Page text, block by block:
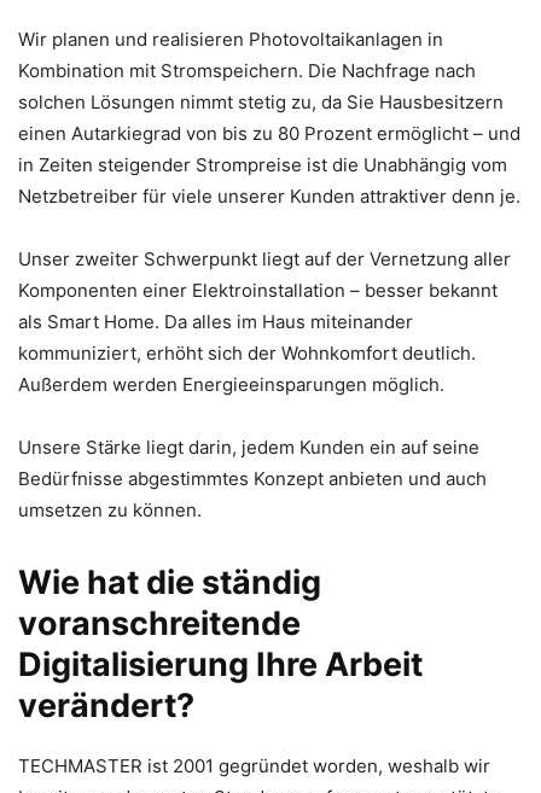
Wir planen und realisieren Photovoltaikanlagen in
Kombination mit Stromspeichern. Die Nachfrage nach
solchen Lösungen nimmt stetig zu, da Sie Hausbesitzern
einen Autarkiegrad von bis zu 80 Prozent ermöglicht – und
in Zeiten steigender Strompreise ist die Unabhängig vom
Netzbetreiber für viele unserer Kunden attraktiver denn je.
Unser zweiter Schwerpunkt liegt auf der Vernetzung aller
Komponenten einer Elektroinstallation – besser bekannt
als Smart Home. Da alles im Haus miteinander
kommuniziert, erhöht sich der Wohnkomfort deutlich.
Außerdem werden Energieeinsparungen möglich.
Unsere Stärke liegt darin, jedem Kunden ein auf seine
Bedürfnisse abgestimmtes Konzept anbieten und auch
umsetzen zu können.
Wie hat die ständig
voranschreitende
Digitalisierung Ihre Arbeit
verändert?
TECHMASTER ist 2001 gegründet worden, weshalb wir